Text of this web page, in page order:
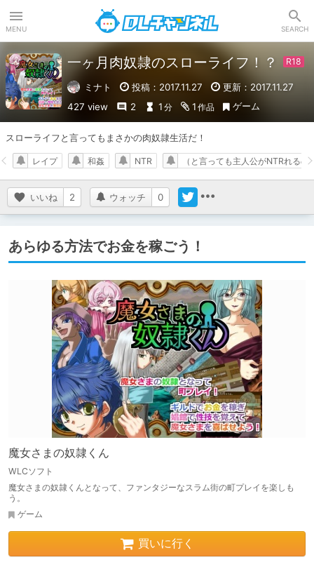
MENU SEARCH
一ヶ月肉奴隷のスローライフ！？
ミナト 投稿：2017.11.27
更新：2017.11.27
427 view
2 1 分 1 作品 ゲーム
スローライフと言ってもまさかの肉奴隷生活だ！
いいね 2 ウォッチ 0
レイプ 和姦 NTR （と言っても主人公がNTRれるの
あらゆる方法でお金を稼ごう！
魔女さまの奴隷くん
WLCソフト
魔女さまの奴隷くんとなって、ファンタジーなスラム街の町プレイを楽しも
う。
ゲーム
買いに行く